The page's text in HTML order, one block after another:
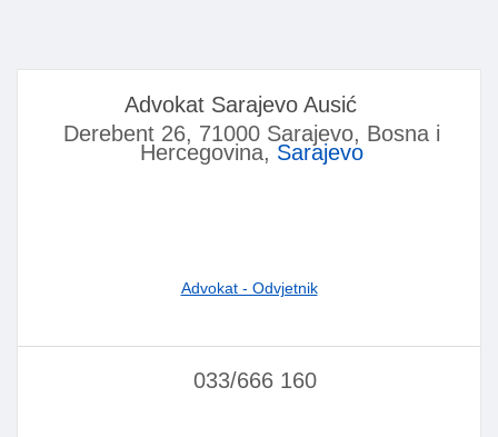
Advokat Sarajevo Ausić
Derebent 26, 71000 Sarajevo, Bosna i
Hercegovina, Sarajevo
Advokat - Odvjetnik
033/666 160